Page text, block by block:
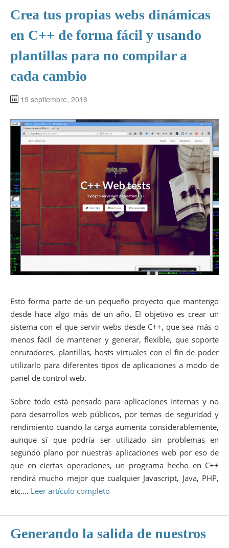
Crea tus propias webs dinámicas
en C++ de forma fácil y usando
plantillas para no compilar a
cada cambio
19 septiembre, 2016
Esto forma parte de un pequeño proyecto que mantengo
desde hace algo más de un año. El objetivo es crear un
sistema con el que servir webs desde C++, que sea más o
menos fácil de mantener y generar, flexible, que soporte
enrutadores, plantillas, hosts virtuales con el fin de poder
utilizarlo para diferentes tipos de aplicaciones a modo de
panel de control web.
Sobre todo está pensado para aplicaciones internas y no
para desarrollos web públicos, por temas de seguridad y
rendimiento cuando la carga aumenta considerablemente,
aunque sí que podría ser utilizado sin problemas en
segundo plano por nuestras aplicaciones web por eso de
que en ciertas operaciones, un programa hecho en C++
rendirá mucho mejor que cualquier Javascript, Java, PHP,
etc.… Leer artículo completo
Generando la salida de nuestros